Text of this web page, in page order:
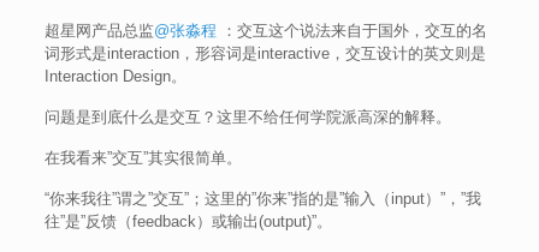
超星网产品总监@张淼程 ：交互这个说法来自于国外，交互的名
词形式是interaction，形容词是interactive，交互设计的英文则是
Interaction Design。
问题是到底什么是交互？这里不给任何学院派高深的解释。
在我看来”交互”其实很简单。
“你来我往”谓之”交互”；这里的”你来”指的是”输入（input）”，”我
往”是”反馈（feedback）或输出(output)”。